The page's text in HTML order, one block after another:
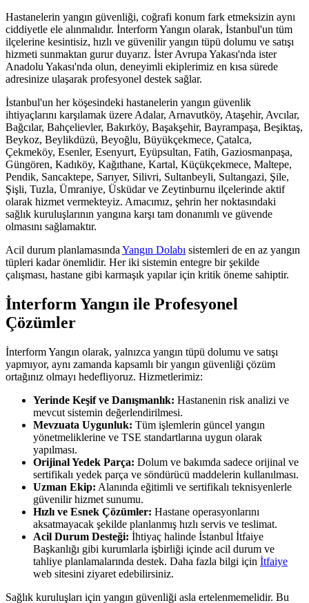
Hastanelerin yangın güvenliği, coğrafi konum fark etmeksizin aynı
ciddiyetle ele alınmalıdır. İnterform Yangın olarak, İstanbul'un tüm
ilçelerine kesintisiz, hızlı ve güvenilir yangın tüpü dolumu ve satışı
hizmeti sunmaktan gurur duyarız. İster Avrupa Yakası'nda ister
Anadolu Yakası'nda olun, deneyimli ekiplerimiz en kısa sürede
adresinize ulaşarak profesyonel destek sağlar.
İstanbul'un her köşesindeki hastanelerin yangın güvenlik
ihtiyaçlarını karşılamak üzere Adalar, Arnavutköy, Ataşehir, Avcılar,
Bağcılar, Bahçelievler, Bakırköy, Başakşehir, Bayrampaşa, Beşiktaş,
Beykoz, Beylikdüzü, Beyoğlu, Büyükçekmece, Çatalca,
Çekmeköy, Esenler, Esenyurt, Eyüpsultan, Fatih, Gaziosmanpaşa,
Güngören, Kadıköy, Kağıthane, Kartal, Küçükçekmece, Maltepe,
Pendik, Sancaktepe, Sarıyer, Silivri, Sultanbeyli, Sultangazi, Şile,
Şişli, Tuzla, Ümraniye, Üsküdar ve Zeytinburnu ilçelerinde aktif
olarak hizmet vermekteyiz. Amacımız, şehrin her noktasındaki
sağlık kuruluşlarının yangına karşı tam donanımlı ve güvende
olmasını sağlamaktır.
Acil durum planlamasında Yangın Dolabı sistemleri de en az yangın
tüpleri kadar önemlidir. Her iki sistemin entegre bir şekilde
çalışması, hastane gibi karmaşık yapılar için kritik öneme sahiptir.
İnterform Yangın ile Profesyonel
Çözümler
İnterform Yangın olarak, yalnızca yangın tüpü dolumu ve satışı
yapmıyor, aynı zamanda kapsamlı bir yangın güvenliği çözüm
ortağınız olmayı hedefliyoruz. Hizmetlerimiz:
Yerinde Keşif ve Danışmanlık: Hastanenin risk analizi ve
mevcut sistemin değerlendirilmesi.
Mevzuata Uygunluk: Tüm işlemlerin güncel yangın
yönetmeliklerine ve TSE standartlarına uygun olarak
yapılması.
Orijinal Yedek Parça: Dolum ve bakımda sadece orijinal ve
sertifikalı yedek parça ve söndürücü maddelerin kullanılması.
Uzman Ekip: Alanında eğitimli ve sertifikalı teknisyenlerle
güvenilir hizmet sunumu.
Hızlı ve Esnek Çözümler: Hastane operasyonlarını
aksatmayacak şekilde planlanmış hızlı servis ve teslimat.
Acil Durum Desteği: İhtiyaç halinde İstanbul İtfaiye
Başkanlığı gibi kurumlarla işbirliği içinde acil durum ve
tahliye planlamalarında destek. Daha fazla bilgi için İtfaiye
web sitesini ziyaret edebilirsiniz.
Sağlık kuruluşları için yangın güvenliği asla ertelenmemelidir. Bu